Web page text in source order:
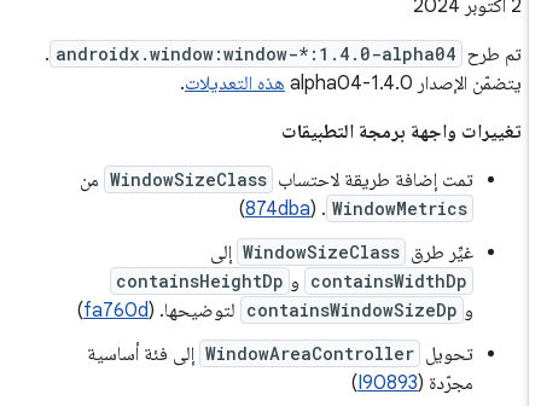
تم طرح androidx.window:window-*:1.4.0-alpha04
.
يتضمّن الإصدار 1.4.0-alpha04
هذه التعديلات.
تغييرات واجهة برمجة التطبيقات
تمت إضافة طريقة لاحتساب WindowSizeClass من
WindowMetrics
. (
874dba
)
غيِّر طرق WindowSizeClass إلى
containsWidthDp و containsHeightDp
containsWindowSizeDp لتوضيحها. (fa760d
)
تحويل WindowAreaController إلى فئة أساسية
مجرّدة (I90893
)